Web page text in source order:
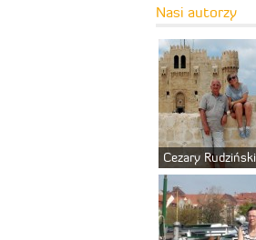
Nasi autorzy
Cezary Rudziński